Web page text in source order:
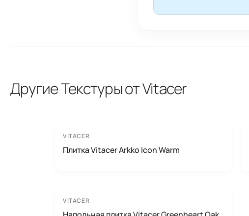
Другие Текстуры от Vitacer
VITACER
Плитка Vitacer Arkko Icon Warm
VITACER